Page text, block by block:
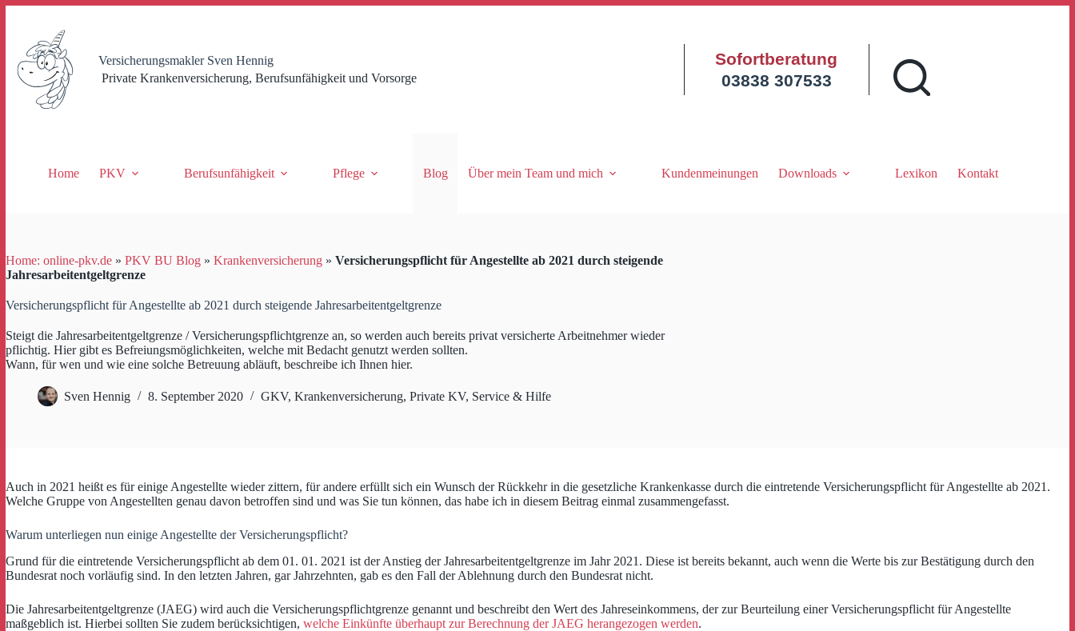
springen
Versicherungsmakler Sven Hennig
Private Krankenversicherung, Berufsunfähigkeit und Vorsorge
Sofortberatung
03838 307533
Home PKV Berufsunfähigkeit Pflege Blog Über mein Team und mich Kundenmeinungen Downloads Lexikon Kontakt
Home: online-pkv.de » PKV BU Blog » Krankenversicherung » Versicherungspflicht für Angestellte ab 2021 durch steigende
Jahresarbeitentgeltgrenze
Versicherungspflicht für Angestellte ab 2021 durch steigende Jahresarbeitentgeltgrenze
Steigt die Jahresarbeitentgeltgrenze / Versicherungspflichtgrenze an, so werden auch bereits privat versicherte Arbeitnehmer wieder
pflichtig. Hier gibt es Befreiungsmöglichkeiten, welche mit Bedacht genutzt werden sollten.
Wann, für wen und wie eine solche Betreuung abläuft, beschreibe ich Ihnen hier.
Sven Hennig 8. September 2020 GKV, Krankenversicherung, Private KV, Service & Hilfe
Auch in 2021 heißt es für einige Angestellte wieder zittern, für andere erfüllt sich ein Wunsch der Rückkehr in die gesetzliche Krankenkasse durch die eintretende Versicherungspflicht für Angestellte ab 2021.
Welche Gruppe von Angestellten genau davon betroffen sind und was Sie tun können, das habe ich in diesem Beitrag einmal zusammengefasst.
Warum unterliegen nun einige Angestellte der Versicherungspflicht?
Grund für die eintretende Versicherungspflicht ab dem 01. 01. 2021 ist der Anstieg der Jahresarbeitentgeltgrenze im Jahr 2021. Diese ist bereits bekannt, auch wenn die Werte bis zur Bestätigung durch den
Bundesrat noch vorläufig sind. In den letzten Jahren, gar Jahrzehnten, gab es den Fall der Ablehnung durch den Bundesrat nicht.
Die Jahresarbeitentgeltgrenze (JAEG) wird auch die Versicherungspflichtgrenze genannt und beschreibt den Wert des Jahreseinkommens, der zur Beurteilung einer Versicherungspflicht für Angestellte
maßgeblich ist. Hierbei sollten Sie zudem berücksichtigen, welche Einkünfte überhaupt zur Berechnung der JAEG herangezogen werden.